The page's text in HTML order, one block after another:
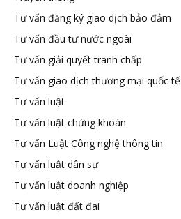
Tư vấn đăng ký giao dịch bảo đảm
Tư vấn đầu tư nước ngoài
Tư vấn giải quyết tranh chấp
Tư vấn giao dịch thương mại quốc tế
Tư vấn luật
Tư vấn luật chứng khoán
Tư vấn Luật Công nghệ thông tin
Tư vấn luật dân sự
Tư vấn luật doanh nghiệp
Tư vấn luật đất đai